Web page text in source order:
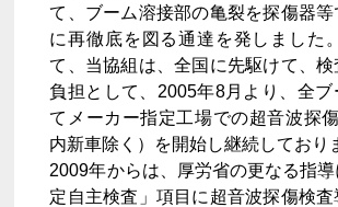
て、ブーム溶接部の亀裂を探傷器等
に再徹底を図る通達を発しました
て、当協組は、全国に先駆けて、検
負担として、2005年8月より、全ブ
てメーカー指定工場での超音波探
内新車除く）を開始し継続しており
2009年からは、厚労省の更なる指
定自主検査」項目に超音波探傷検